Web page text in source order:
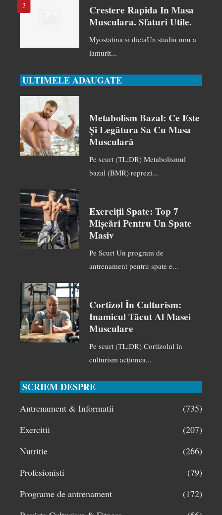
3
Crestere Rapida In Masa
Musculara. Sfaturi Utile.
Myostatina si dietaUn studiu nou a
lamurit...
ULTIMELE ADAUGATE
Metabolism Bazal: Ce Este
Și Legătura Sa Cu Masa
Musculară
Pe scurt (TL;DR) Metabolismul
bazal (BMR) reprezi...
Exerciții Spate: Top 7
Mișcări Pentru Un Spate
Masiv
Pe Scurt Un program de
antrenament pentru spate e...
Cortizol În Culturism:
Inamicul Tăcut Al Masei
Musculare
Pe scurt (TL;DR) Cortizolul în
culturism acționea...
SCRIEM DESPRE
Antrenament & Informatii
(735)
Exercitii
(207)
Nutritie
(266)
Profesionisti
(79)
Programe de antrenament
(172)